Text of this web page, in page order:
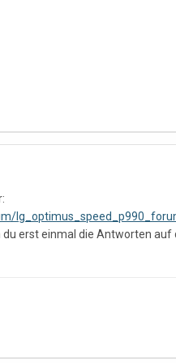
erst einmal die Antworten